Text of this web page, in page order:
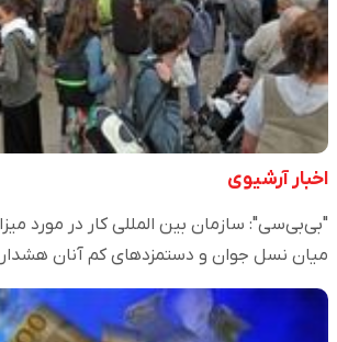
اخبار آرشیوی
"بی‌بی‌سی": سازمان بین المللی کار در مورد
میان نسل جوان و دستمزدهای کم آنان هشدار